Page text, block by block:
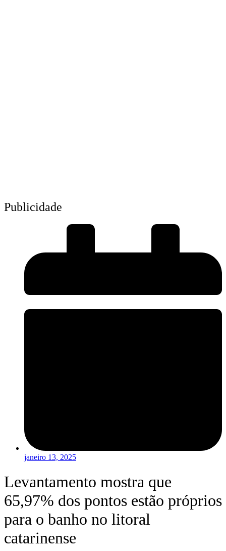
Publicidade
janeiro 13, 2025
Levantamento mostra que
65,97% dos pontos estão próprios
para o banho no litoral
catarinense